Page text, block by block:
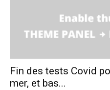
Fin des tests Covid
mer, et bas...